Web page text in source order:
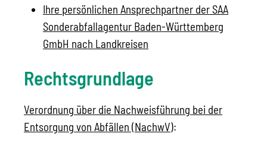
Ihre persönlichen Ansprechpartner der SAA
Sonderabfallagentur Baden-Württemberg
GmbH nach Landkreisen
Rechtsgrundlage
Verordnung über die Nachweisführung bei der
Entsorgung von Abfällen (NachwV):